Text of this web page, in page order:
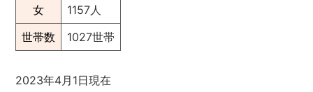
女
1157人
世帯数
1027世帯
2023年4月1日現在